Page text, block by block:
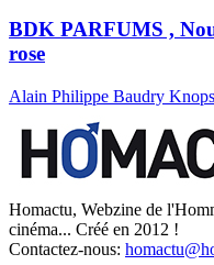
BDK PARFUMS ,
rose
Alain Philippe Baudry Knops
Homactu, Webzine de
cinéma... Créé en 2012 !
Contactez-nous: